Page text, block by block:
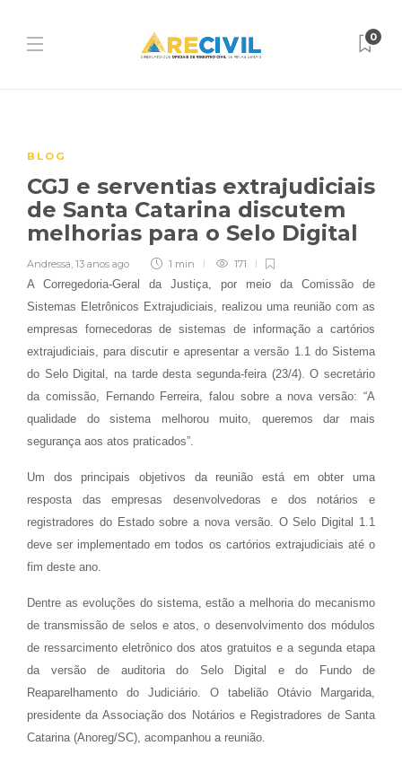
0
BLOG
CGJ e serventias extrajudiciais
de Santa Catarina discutem
melhorias para o Selo Digital
Andressa, 13 anos ago 1 min 171
A Corregedoria-Geral da Justiça, por meio da Comissão de
Sistemas Eletrônicos Extrajudiciais, realizou uma reunião com as
empresas fornecedoras de sistemas de informação a cartórios
extrajudiciais, para discutir e apresentar a versão 1.1 do Sistema
do Selo Digital, na tarde desta segunda-feira (23/4). O secretário
da comissão, Fernando Ferreira, falou sobre a nova versão: “A
qualidade do sistema melhorou muito, queremos dar mais
segurança aos atos praticados”.
Um dos principais objetivos da reunião está em obter uma
resposta das empresas desenvolvedoras e dos notários e
registradores do Estado sobre a nova versão. O Selo Digital 1.1
deve ser implementado em todos os cartórios extrajudiciais até o
fim deste ano.
Dentre as evoluções do sistema, estão a melhoria do mecanismo
de transmissão de selos e atos, o desenvolvimento dos módulos
de ressarcimento eletrônico dos atos gratuitos e a segunda etapa
da versão de auditoria do Selo Digital e do Fundo de
Reaparelhamento do Judiciário. O tabelião Otávio Margarida,
presidente da Associação dos Notários e Registradores de Santa
Catarina (Anoreg/SC), acompanhou a reunião.